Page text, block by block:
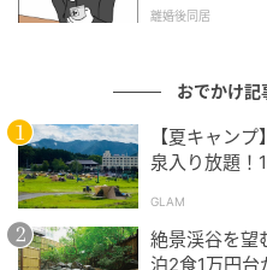
13m²の室内には、良質な
離婚後同居
おでかけ記
【夏キャン
泉入り放題！
GLAM
絶景渓谷を望
泊2食1万円台